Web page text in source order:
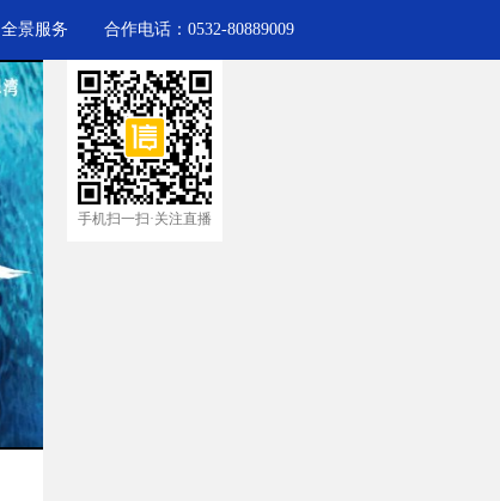
全景服务 合作电话：0532-80889009
手机扫一扫·关注直播